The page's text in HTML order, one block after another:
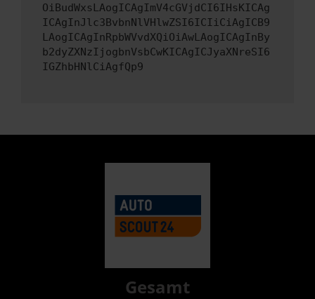
OiBudWxsLAogICAgImV4cGVjdCI6IHsKICAg
ICAgInJlc3BvbnNlVHlwZSI6ICIiCiAgICB9
LAogICAgInRpbWVvdXQiOiAwLAogICAgInBy
b2dyZXNzIjogbnVsbCwKICAgICJyaXNreSI6
IGZhbHNlCiAgfQp9
Gesamt